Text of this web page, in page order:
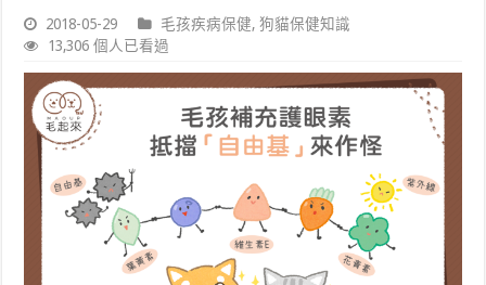
2018-05-29 毛孩疾病保健,狗貓保健知識
13,306 個人已看過